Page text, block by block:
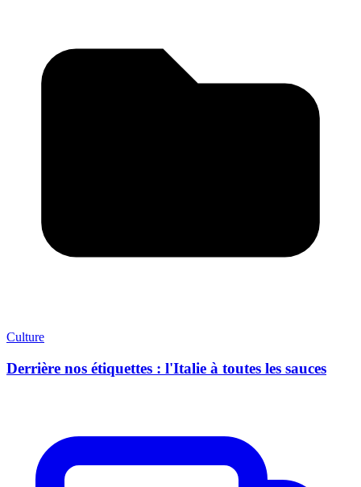
Culture
Derrière nos étiquettes : l'Italie à toutes les sauces